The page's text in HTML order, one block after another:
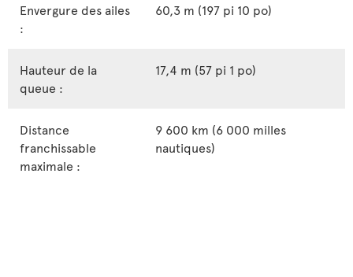
Envergure des ailes
:
60,3 m (197 pi 10 po)
Hauteur de la
queue :
17,4 m (57 pi 1 po)
Distance
franchissable
maximale :
9 600 km (6 000 milles
nautiques)